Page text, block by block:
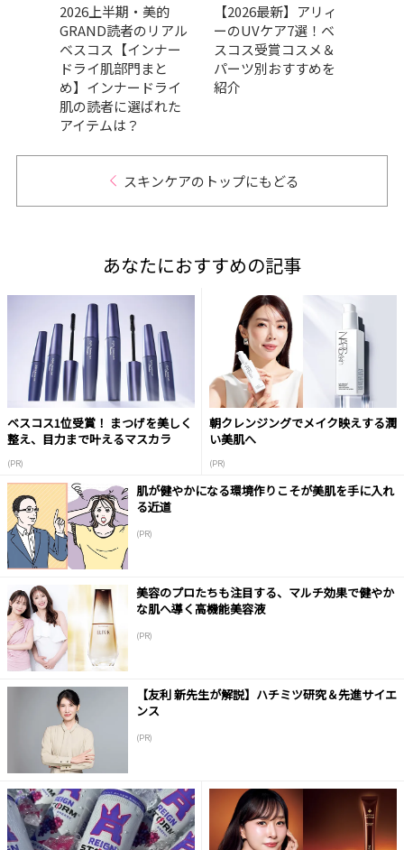
2026上半期・美的
GRAND読者のリアル
ベスコス【インナー
ドライ肌部門まと
め】インナードライ
肌の読者に選ばれた
アイテムは？
【2026最新】アリィ
ーのUVケア7選！ベ
スコス受賞コスメ＆
パーツ別おすすめを
紹介
スキンケアのトップにもどる
あなたにおすすめの記事
ベスコス1位受賞！ まつげを美しく
整え、目力まで叶えるマスカラ
(PR)
朝クレンジングでメイク映えする潤
い美肌へ
(PR)
肌が健やかになる環境作りこそが美肌を手に入れ
る近道
(PR)
美容のプロたちも注目する、マルチ効果で健やか
な肌へ導く高機能美容液
(PR)
【友利 新先生が解説】ハチミツ研究＆先進サイエ
ンス
(PR)